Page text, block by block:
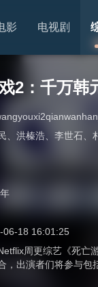
影 电视剧
2：千万韩
洪榛浩 李世石
06-18 16:01:25
周更综艺《死亡
，出演者们将参与包